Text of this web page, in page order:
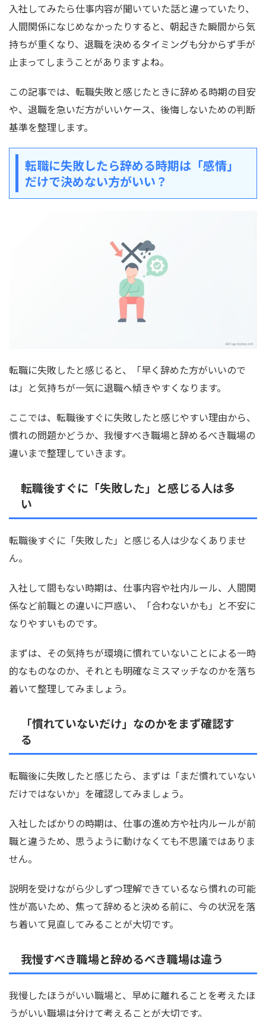
入社してみたら仕事内容が聞いていた話と違っていたり、
人間関係になじめなかったりすると、朝起きた瞬間から気
持ちが重くなり、退職を決めるタイミングも分からず手が
止まってしまうことがありますよね。
この記事では、転職失敗と感じたときに辞める時期の目安
や、退職を急いだ方がいいケース、後悔しないための判断
基準を整理します。
転職に失敗したら辞める時期は「感情」
だけで決めない方がいい？
転職に失敗したと感じると、「早く辞めた方がいいので
は」と気持ちが一気に退職へ傾きやすくなります。
ここでは、転職後すぐに失敗したと感じやすい理由から、
慣れの問題かどうか、我慢すべき職場と辞めるべき職場の
違いまで整理していきます。
転職後すぐに「失敗した」と感じる人は多
い
転職後すぐに「失敗した」と感じる人は少なくありませ
ん。
入社して間もない時期は、仕事内容や社内ルール、人間関
係など前職との違いに戸惑い、「合わないかも」と不安に
なりやすいものです。
まずは、その気持ちが環境に慣れていないことによる一時
的なものなのか、それとも明確なミスマッチなのかを落ち
着いて整理してみましょう。
「慣れていないだけ」なのかをまず確認す
る
転職後に失敗したと感じたら、まずは「まだ慣れていない
だけではないか」を確認してみましょう。
入社したばかりの時期は、仕事の進め方や社内ルールが前
職と違うため、思うように動けなくても不思議ではありま
せん。
説明を受けながら少しずつ理解できているなら慣れの可能
性が高いため、焦って辞めると決める前に、今の状況を落
ち着いて見直してみることが大切です。
我慢すべき職場と辞めるべき職場は違う
我慢したほうがいい職場と、早めに離れることを考えたほ
うがいい職場は分けて考えることが大切です。